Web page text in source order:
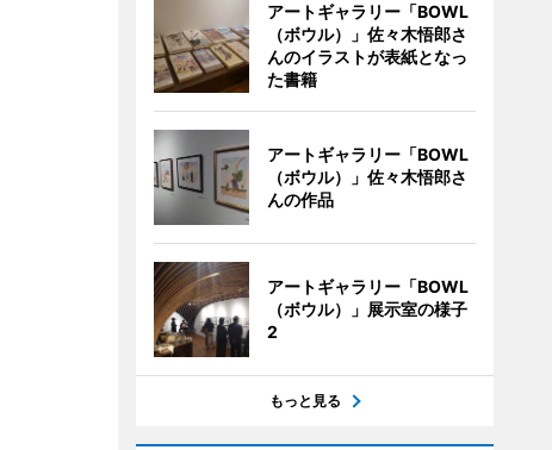
アートギャラリー「BOWL
（ボウル）」佐々木悟郎さ
んのイラストが表紙となっ
た書籍
アートギャラリー「BOWL
（ボウル）」佐々木悟郎さ
んの作品
アートギャラリー「BOWL
（ボウル）」展示室の様子
2
もっと見る